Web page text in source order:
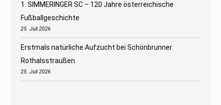
1. SIMMERINGER SC – 120 Jahre österreichische
Fußballgeschichte
25. Juli 2026
Erstmals natürliche Aufzucht bei Schönbrunner
Rothalsstraußen
25. Juli 2026